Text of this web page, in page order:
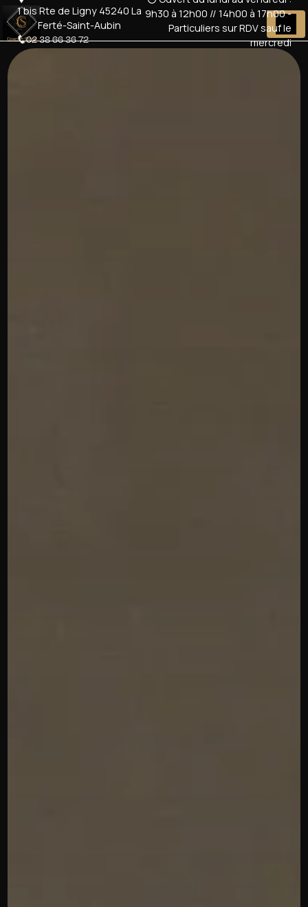
1 bis Rte de Ligny 45240 La
Ferté-Saint-Aubin
02 38 66 36 72
9h30 à 12h00 // 14h00 à 17h00 -
Particuliers sur RDV sauf le
mercredi
Panneau de gestion des cookies